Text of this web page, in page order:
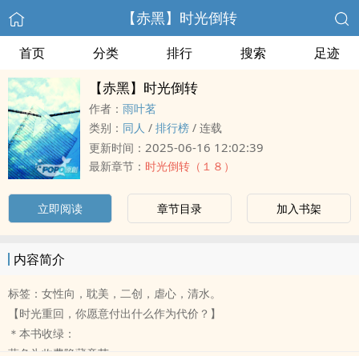
【赤黑】时光倒转
首页 分类 排行 搜索 足迹
【赤黑】时光倒转
作者： 雨叶茗
类别： 同人 / 排行榜 / 连载
更新时间： 2025-06-16 12:02:39
最新章节： 时光倒转（１８）
立即阅读 章节目录 加入书架
内容简介
标签：女性向，耽美，二创，虐心，清水。
【时光重回，你愿意付出什么作为代价？】
＊本书收绿：